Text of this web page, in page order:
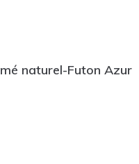
naturel-Futon Azur